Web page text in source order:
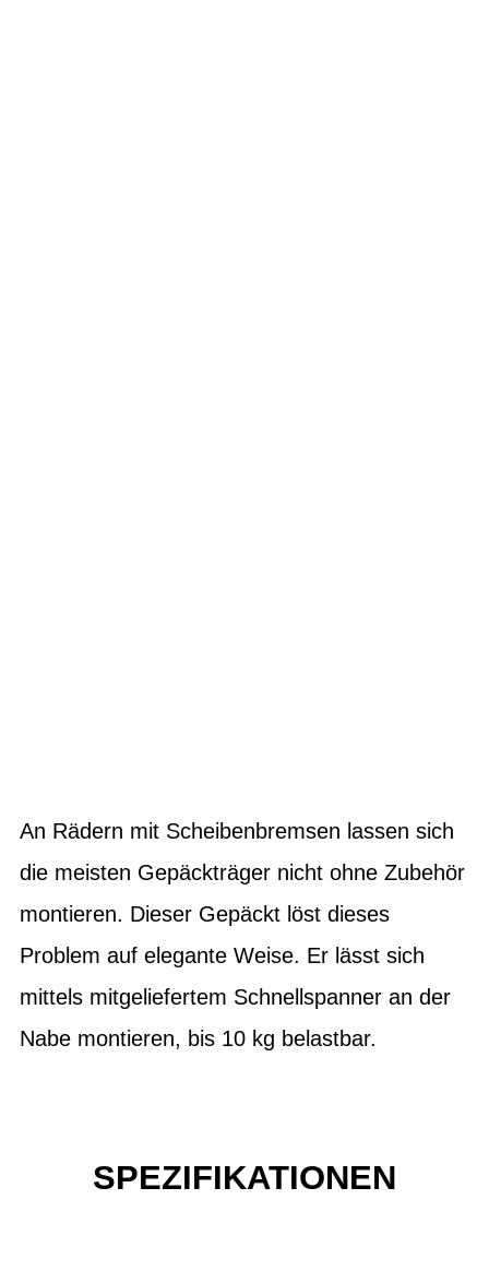
An Rädern mit Scheibenbremsen lassen sich
die meisten Gepäckträger nicht ohne Zubehör
montieren. Dieser Gepäckt löst dieses
Problem auf elegante Weise. Er lässt sich
mittels mitgeliefertem Schnellspanner an der
Nabe montieren, bis 10 kg belastbar.
SPEZIFIKATIONEN